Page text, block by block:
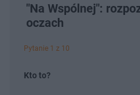
"Na Wspólnej":
oczach
Pytanie 1 z 10
Kto to?